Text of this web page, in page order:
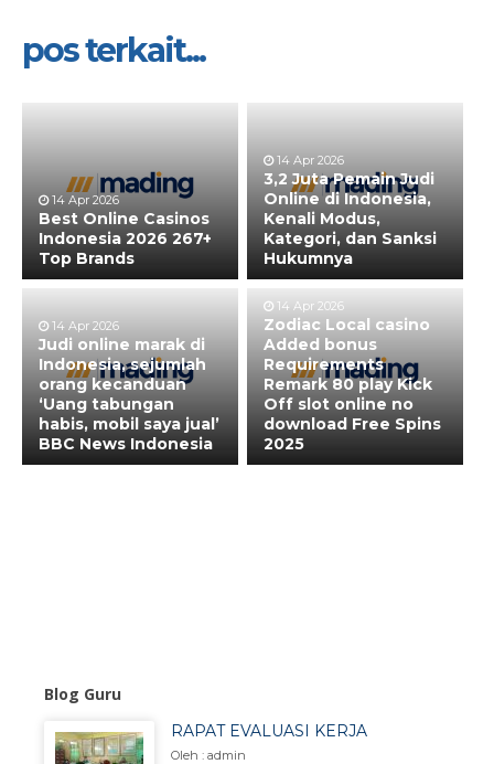
pos terkait...
14 Apr 2026
Best Online Casinos
Indonesia 2026 267+
Top Brands
14 Apr 2026
3,2 Juta Pemain Judi
Online di Indonesia,
Kenali Modus,
Kategori, dan Sanksi
Hukumnya
14 Apr 2026
Judi online marak di
Indonesia, sejumlah
orang kecanduan
‘Uang tabungan
habis, mobil saya jual’
BBC News Indonesia
14 Apr 2026
Zodiac Local casino
Added bonus
Requirements
Remark 80 play Kick
Off slot online no
download Free Spins
2025
Blog Guru
RAPAT EVALUASI KERJA
Oleh : admin